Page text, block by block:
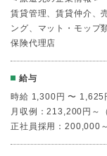
賃貸管理、賃貸仲介、
ング、マット・モップ
保険代理店
給与
時給 1,300円 〜 1,625
月収例：213,200円～
正社員採用：200,000